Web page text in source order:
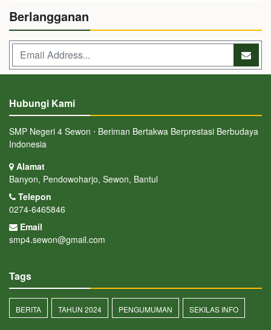
Berlangganan
Hubungi Kami
SMP Negeri 4 Sewon ⋅ Beriman Bertakwa Berprestasi Berbudaya
Indonesia
Alamat
Banyon, Pendowoharjo, Sewon, Bantul
Telepon
0274-6465846
Email
smp4.sewon@gmail.com
Tags
BERITA TAHUN 2024 PENGUMUMAN SEKILAS INFO